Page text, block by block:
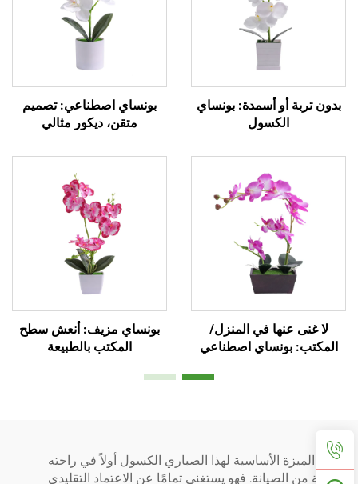
بدون تربة أو أسمدة: بونساي
الكسول
بونساي اصطناعي: تصميم
متقن، ديكور مثالي
لا غنى عنها في المنزل/
المكتب: بونساي اصطناعي
بونساي مزيف: أنعش سطح
المكتب بالطبيعة
تتمثل الميزة الأساسية لهذا الصباري الكسول أولاً في راحته
الخالية من الصيانة. فهو يستغني تمامًا عن الاعتماد التقليدي